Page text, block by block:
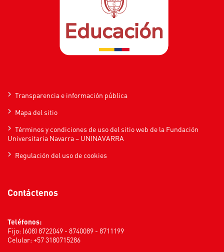
Transparencia e información pública
Mapa del sitio
Términos y condiciones de uso del sitio web de la Fundación
Universitaria Navarra – UNINAVARRA
Regulación del uso de cookies
Contáctenos
Teléfonos:
Fijo: (608) 8722049 - 8740089 - 8711199
Celular: +57 3180715286